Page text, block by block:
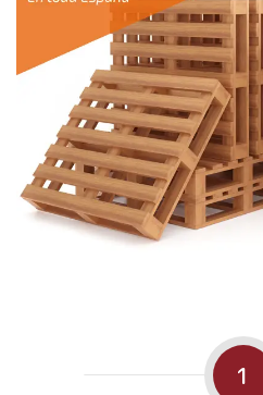
1